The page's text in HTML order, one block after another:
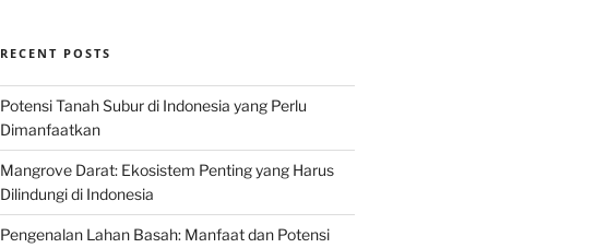
RECENT POSTS
Potensi Tanah Subur di Indonesia yang Perlu
Dimanfaatkan
Mangrove Darat: Ekosistem Penting yang Harus
Dilindungi di Indonesia
Pengenalan Lahan Basah: Manfaat dan Potensi